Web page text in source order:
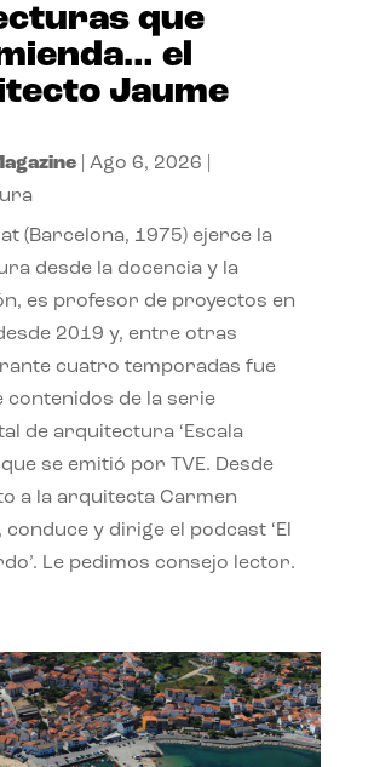
que
el
Jaume
| Ago 6, 2026
(Barcelona, 1975) ejerce la
desde la docencia y la
es profesor de proyectos en
desde 2019 y, entre otras
cuatro temporadas fue
contenidos de la serie
de arquitectura ‘Escala
que se emitió por TVE. Desde
a la arquitecta Carmen
conduce y dirige el podcast ‘El
Le pedimos consejo lector.